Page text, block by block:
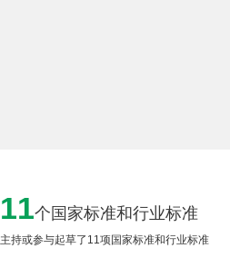
11个国家标准和行业标准
主持或参与起草了11项国家标准和行业标准